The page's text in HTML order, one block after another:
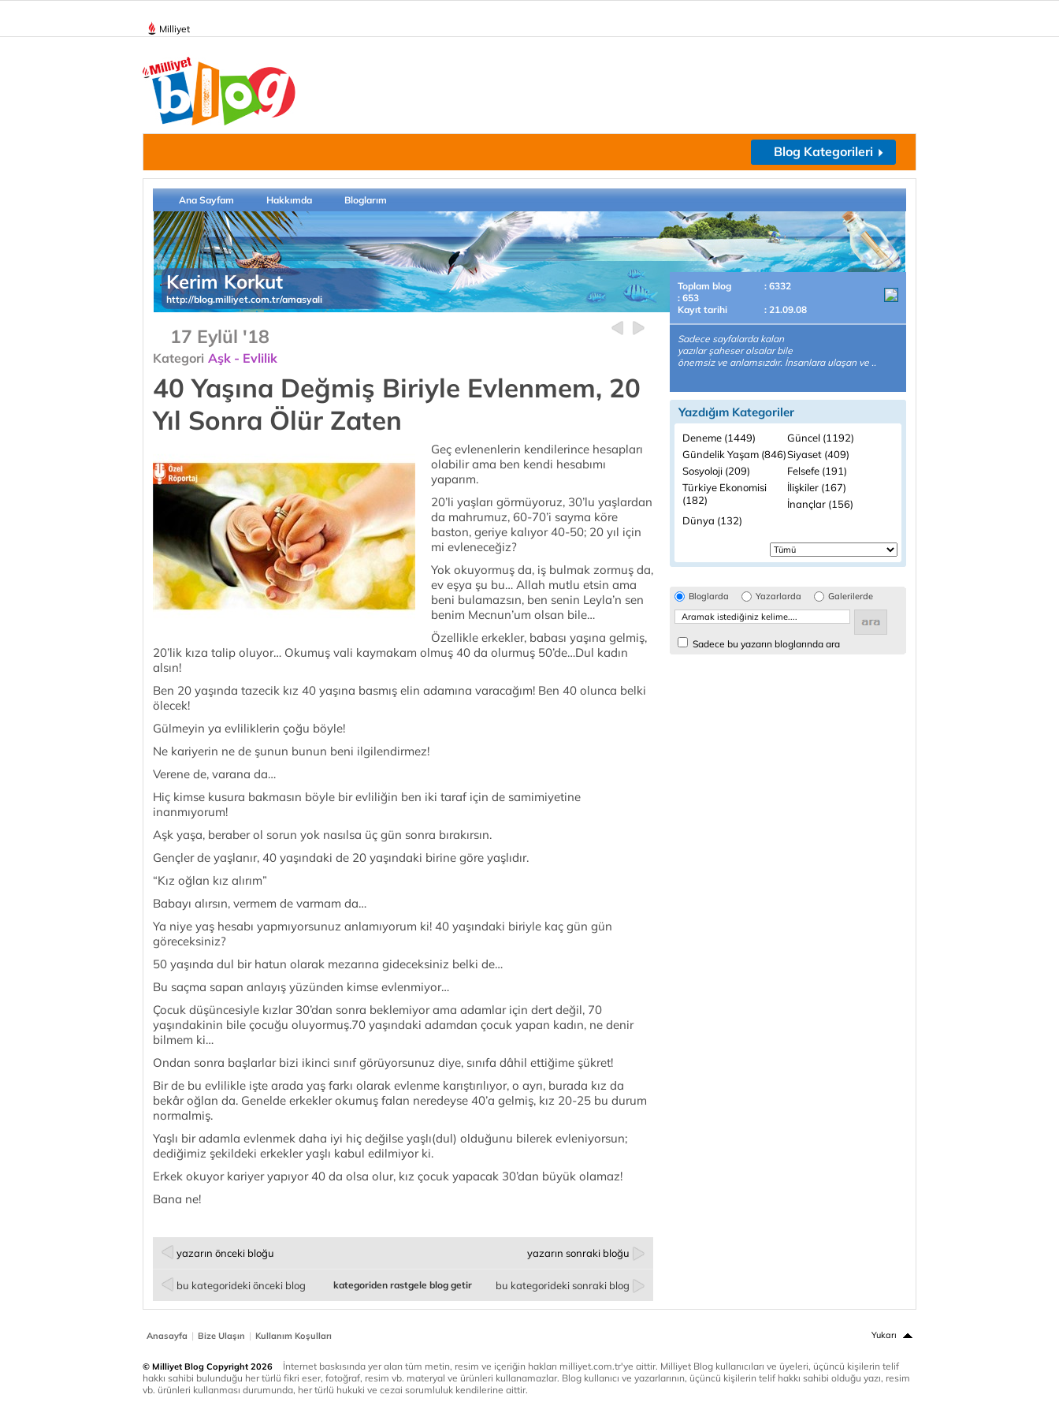
Milliyet
Blog Kategorileri
Ana Sayfam Hakkımda Bloglarım
Kerim Korkut
http://blog.milliyet.com.tr/amasyali
17 Eylül '18
Kategori Aşk - Evlilik
40 Yaşına Değmiş Biriyle Evlenmem, 20
Yıl Sonra Ölür Zaten
Geç evlenenlerin kendilerince hesapları
olabilir ama ben kendi hesabımı
yaparım.
20’li yaşları görmüyoruz, 30’lu yaşlardan
da mahrumuz, 60-70’i sayma köre
baston, geriye kalıyor 40-50; 20 yıl için
mi evleneceğiz?
Yok okuyormuş da, iş bulmak zormuş da,
ev eşya şu bu… Allah mutlu etsin ama
beni bulamazsın, ben senin Leyla’n sen
benim Mecnun’um olsan bile…
Özellikle erkekler, babası yaşına gelmiş,
20’lik kıza talip oluyor… Okumuş vali kaymakam olmuş 40 da olurmuş 50’de…Dul kadın
alsın!
Ben 20 yaşında tazecik kız 40 yaşına basmış elin adamına varacağım! Ben 40 olunca belki
ölecek!
Gülmeyin ya evliliklerin çoğu böyle!
Ne kariyerin ne de şunun bunun beni ilgilendirmez!
Verene de, varana da…
Hiç kimse kusura bakmasın böyle bir evliliğin ben iki taraf için de samimiyetine
inanmıyorum!
Aşk yaşa, beraber ol sorun yok nasılsa üç gün sonra bırakırsın.
Gençler de yaşlanır, 40 yaşındaki de 20 yaşındaki birine göre yaşlıdır.
“Kız oğlan kız alırım”
Babayı alırsın, vermem de varmam da…
Ya niye yaş hesabı yapmıyorsunuz anlamıyorum ki! 40 yaşındaki biriyle kaç gün gün
göreceksiniz?
50 yaşında dul bir hatun olarak mezarına gideceksiniz belki de…
Bu saçma sapan anlayış yüzünden kimse evlenmiyor…
Çocuk düşüncesiyle kızlar 30’dan sonra beklemiyor ama adamlar için dert değil, 70
yaşındakinin bile çocuğu oluyormuş.70 yaşındaki adamdan çocuk yapan kadın, ne denir
bilmem ki…
Ondan sonra başlarlar bizi ikinci sınıf görüyorsunuz diye, sınıfa dâhil ettiğime şükret!
Bir de bu evlilikle işte arada yaş farkı olarak evlenme karıştırılıyor, o ayrı, burada kız da
bekâr oğlan da. Genelde erkekler okumuş falan neredeyse 40’a gelmiş, kız 20-25 bu durum
normalmiş.
Yaşlı bir adamla evlenmek daha iyi hiç değilse yaşlı(dul) olduğunu bilerek evleniyorsun;
dediğimiz şekildeki erkekler yaşlı kabul edilmiyor ki.
Erkek okuyor kariyer yapıyor 40 da olsa olur, kız çocuk yapacak 30’dan büyük olamaz!
Bana ne!
yazarın önceki bloğu yazarın sonraki bloğu
bu kategorideki önceki blog bu kategorideki sonraki blog
kategoriden rastgele blog getir
Toplam blog
: 6332
: 653
Kayıt tarihi
: 21.09.08
Sadece sayfalarda kalan
yazılar şaheser olsalar bile
önemsiz ve anlamsızdır. İnsanlara ulaşan ve ..
Yazdığım Kategoriler
Deneme (1449)
Güncel (1192)
Gündelik Yaşam (846)Siyaset (409)
Sosyoloji (209)
Felsefe (191)
Türkiye Ekonomisi
(182)
İlişkiler (167)
İnançlar (156)
Dünya (132)
Bloglarda Yazarlarda Galerilerde
Sadece bu yazarın bloglarında ara
Anasayfa | Bize Ulaşın | Kullanım Koşulları Yukarı
© Milliyet Blog Copyright 2026
İnternet baskısında yer alan tüm metin, resim ve içeriğin hakları milliyet.com.tr'ye aittir. Milliyet Blog kullanıcıları ve üyeleri, üçüncü kişilerin telif
hakkı sahibi bulunduğu her türlü fikri eser, fotoğraf, resim vb. materyal ve ürünleri kullanamazlar. Blog kullanıcı ve yazarlarının, üçüncü kişilerin telif hakkı sahibi olduğu yazı, resim
vb. ürünleri kullanması durumunda, her türlü hukuki ve cezai sorumluluk kendilerine aittir.